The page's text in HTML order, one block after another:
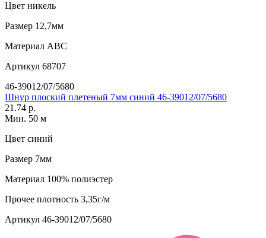
Цвет никель
Размер 12,7мм
Материал АВС
Артикул 68707
46-39012/07/5680
Шнур плоский плетеный 7мм синий 46-39012/07/5680
21.74 р.
Мин. 50 м
Цвет синий
Размер 7мм
Материал 100% полиэстер
Прочее плотность 3,35г/м
Артикул 46-39012/07/5680